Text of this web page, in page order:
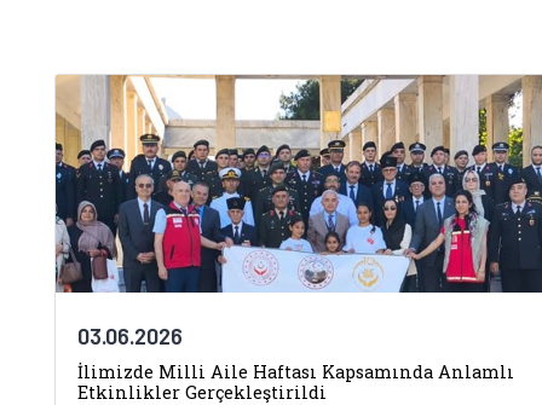
03.06.2026
İlimizde Milli Aile Haftası Kapsamında Anlamlı
Etkinlikler Gerçekleştirildi